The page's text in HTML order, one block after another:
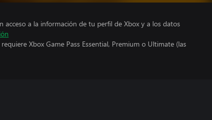
acceso a la información de tu perfil de Xbox y a los datos
Xbox Game Pass Essential, Premium o Ultimate (las